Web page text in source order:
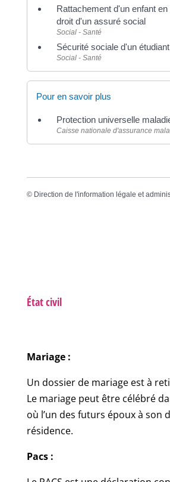
Rattachement d'un enfant
droit d'un assuré social
Social - Santé
Sécurité sociale d'un étudiant
Social - Santé
Pour en savoir plus
Protection universelle
Caisse nationale d'assurance
© Direction de l'information légale et
État civil
Mariage :
Un dossier de mariage est à
Le mariage peut être célébré
où l’un des futurs époux à son
résidence.
Pacs :